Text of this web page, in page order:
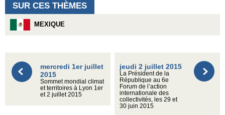
SUR CES THÈMES
MEXIQUE
mercredi 1er juillet
2015
Sommet mondial climat
et territoires à Lyon 1er
et 2 juillet 2015
jeudi 2 juillet 2015
La Président de la
République au 6e
Forum de l’action
internationale des
collectivités, les 29 et
30 juin 2015